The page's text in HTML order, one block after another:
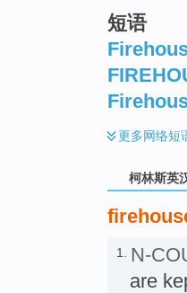
短语
更多网络短
柯林斯英
1. N-
are